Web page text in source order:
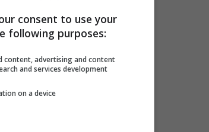
Sud e sull’Emilia
generale, le
più colpite dalle
consent to use your
following purposes:
content, advertising and content
and services development
on a device